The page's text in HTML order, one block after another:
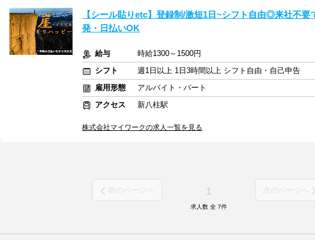
【シール貼りetc】登録制/激短1日~シフト自由◎来社不要
発・日払いOK
給与
時給1300～1500円
シフト
週1日以上 1日3時間以上 シフト自由・自己申告
雇用形態
アルバイト・パート
アクセス
新八柱駅
株式会社マイワークの求人一覧を見る
前のページへ 1 次のページへ
求人数 全 7件